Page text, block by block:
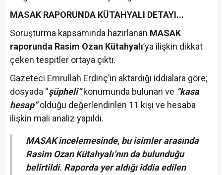
MASAK RAPORUNDA KÜTAHYALI DETAYI...
Soruşturma kapsamında hazırlanan MASAK
raporunda Rasim Ozan Kütahyalı’ya ilişkin dikkat
çeken tespitler ortaya çıktı.
Gazeteci Emrullah Erdinç’in aktardığı iddialara göre;
dosyada “şüpheli”konumunda bulunan ve “kasa
hesap”olduğu değerlendirilen 11 kişi ve hesaba
ilişkin mali analiz yapıldı.
MASAK incelemesinde, bu isimler arasında
Rasim Ozan Kütahyalı’nın da bulunduğu
belirtildi. Raporda yer aldığı iddia edilen